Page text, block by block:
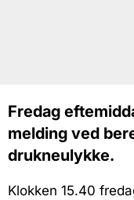
Fredag
melding ved
drukneulykke.
Klokken 15.40